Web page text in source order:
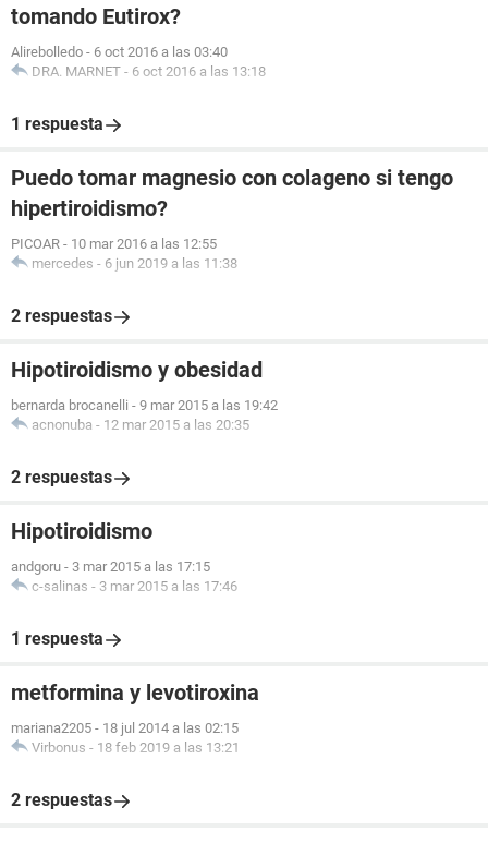
tomando Eutirox?
Alirebolledo - 6 oct 2016 a las 03:40
DRA. MARNET - 6 oct 2016 a las 13:18
1 respuesta
Puedo tomar magnesio con colageno si tengo
hipertiroidismo?
PICOAR - 10 mar 2016 a las 12:55
mercedes - 6 jun 2019 a las 11:38
2 respuestas
Hipotiroidismo y obesidad
bernarda brocanelli - 9 mar 2015 a las 19:42
acnonuba - 12 mar 2015 a las 20:35
2 respuestas
Hipotiroidismo
andgoru - 3 mar 2015 a las 17:15
c-salinas - 3 mar 2015 a las 17:46
1 respuesta
metformina y levotiroxina
mariana2205 - 18 jul 2014 a las 02:15
Virbonus - 18 feb 2019 a las 13:21
2 respuestas